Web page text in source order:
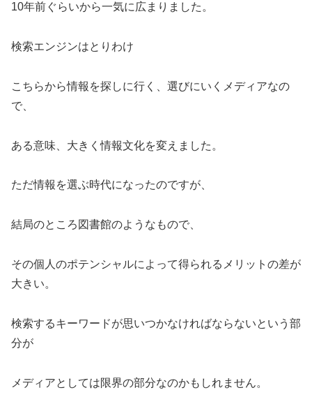
10年前ぐらいから一気に広まりました。
検索エンジンはとりわけ
こちらから情報を探しに行く、選びにいくメディアなの
で、
ある意味、大きく情報文化を変えました。
ただ情報を選ぶ時代になったのですが、
結局のところ図書館のようなもので、
その個人のポテンシャルによって得られるメリットの差が
大きい。
検索するキーワードが思いつかなければならないという部
分が
メディアとしては限界の部分なのかもしれません。